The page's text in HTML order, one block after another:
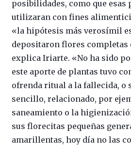
posibilidades, como que esas
utilizaran con fines
«la hipótesis más verosímil
depositaron flores completas
explica Iriarte. «No ha sido
este aporte de plantas tuvo
ofrenda ritual a la fallecida, o
sencillo, relacionado, por
saneamiento o la
sus florecitas pequeñas
amarillentas, hoy día no las